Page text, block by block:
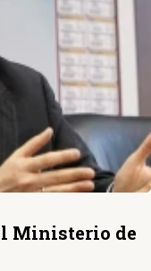
Ministerio de